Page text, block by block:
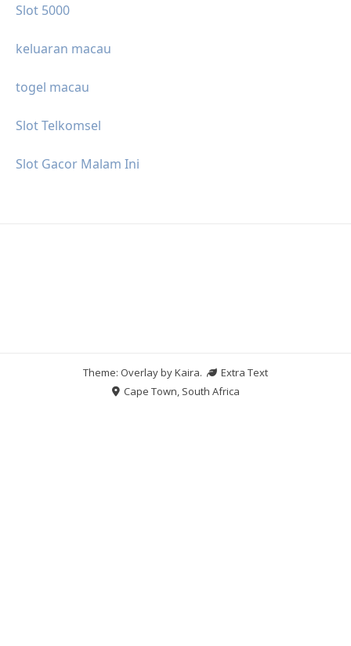
Slot 5000
keluaran macau
togel macau
Slot Telkomsel
Slot Gacor Malam Ini
Theme: Overlay byKaira.
Extra Text
Cape Town, South Africa